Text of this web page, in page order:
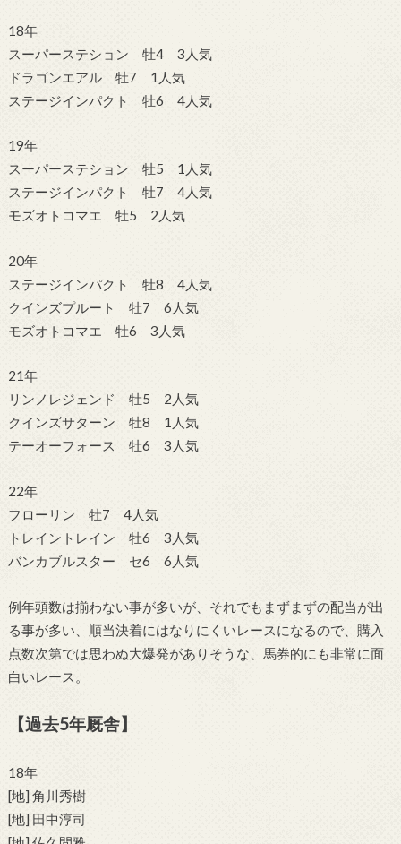
18年
スーパーステション 牡4 3人気
ドラゴンエアル 牡7 1人気
ステージインパクト 牡6 4人気
19年
スーパーステション 牡5 1人気
ステージインパクト 牡7 4人気
モズオトコマエ 牡5 2人気
20年
ステージインパクト 牡8 4人気
クインズプルート 牡7 6人気
モズオトコマエ 牡6 3人気
21年
リンノレジェンド 牡5 2人気
クインズサターン 牡8 1人気
テーオーフォース 牡6 3人気
22年
フローリン 牡7 4人気
トレイントレイン 牡6 3人気
バンカブルスター セ6 6人気
例年頭数は揃わない事が多いが、それでもまずまずの配当が出
る事が多い、順当決着にはなりにくいレースになるので、購入
点数次第では思わぬ大爆発がありそうな、馬券的にも非常に面
白いレース。
【過去5年厩舎】
18年
[地] 角川秀樹
[地] 田中淳司